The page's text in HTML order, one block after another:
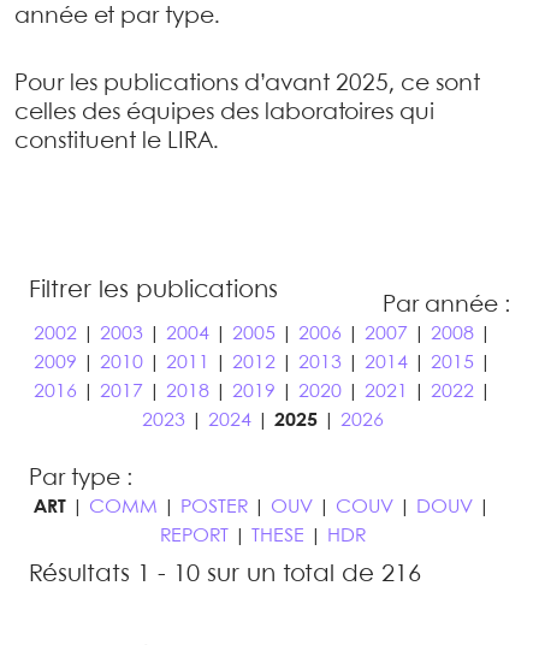
année et par type.
Pour les publications d’avant 2025, ce sont
celles des équipes des laboratoires qui
constituent le LIRA.
Filtrer les publications
Par année :
2002| 2003| 2004| 2005| 2006 2007 2008|
2009
2010| 2011 2012| 2013| 2014| 2015|
2016
2017 2018| 2019 2020| 2021 2022|
2023| 2024| 2025| 2026
Par type :
ART COMM POSTER OUV COUV DOUV
REPORT
THESE HDR
Résultats 1 - 10 sur un total de 216